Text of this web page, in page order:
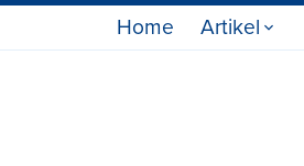
Home Artikel